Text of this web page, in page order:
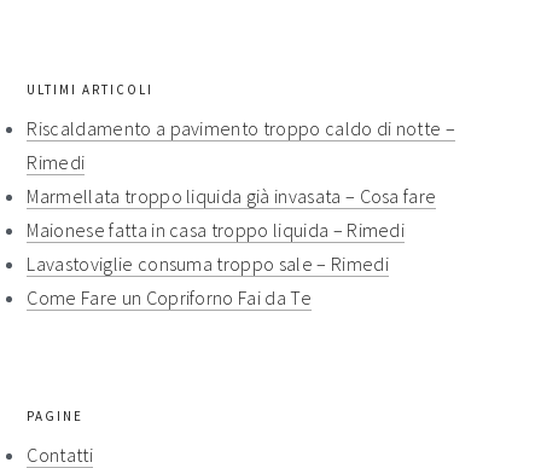
ULTIMI ARTICOLI
Riscaldamento a pavimento troppo caldo di notte​ –
Rimedi​
Marmellata troppo liquida già invasata​ – Cosa fare​​
Maionese fatta in casa troppo liquida​​ – Rimedi​​
Lavastoviglie consuma troppo sale​ – Rimedi​​
Come Fare un Copriforno Fai da Te
PAGINE
Contatti